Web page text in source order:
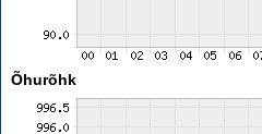
Õhurõhk